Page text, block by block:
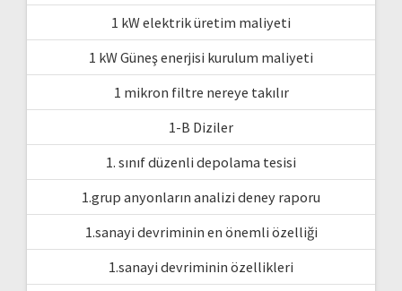
1 kW elektrik üretim maliyeti
1 kW Güneş enerjisi kurulum maliyeti
1 mikron filtre nereye takılır
1-B Diziler
1. sınıf düzenli depolama tesisi
1.grup anyonların analizi deney raporu
1.sanayi devriminin en önemli özelliği
1.sanayi devriminin özellikleri